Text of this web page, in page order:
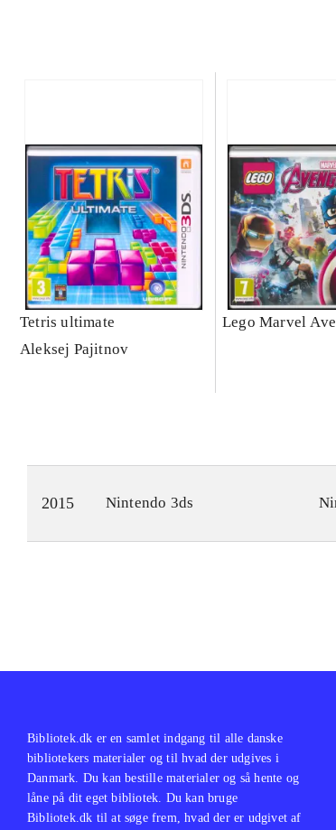
Tetris ultimate
Aleksej Pajitnov
Lego Marvel
2015 Nintendo 3ds
Bibliotek.dk er en samlet indgang til alle danske
bibliotekers materialer og til hvad der udgives i
Danmark. Du kan bestille materialer og så hente og
låne på dit eget bibliotek. Du kan bruge
Bibliotek.dk til at søge frem, hvad der er udgivet af